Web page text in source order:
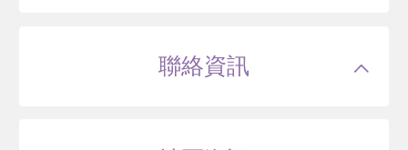
聯絡資訊